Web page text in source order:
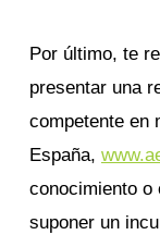
Por último, te
presentar una
competente en
España,
conocimiento o
suponer un